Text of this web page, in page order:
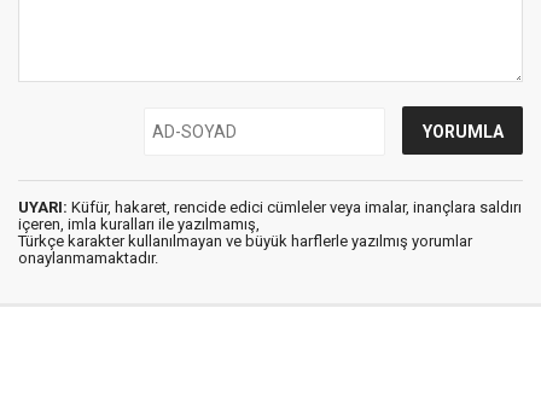
UYARI: Küfür, hakaret, rencide edici cümleler veya imalar, inançlara saldırı
içeren, imla kuralları ile yazılmamış,
Türkçe karakter kullanılmayan ve büyük harflerle yazılmış yorumlar
onaylanmamaktadır.